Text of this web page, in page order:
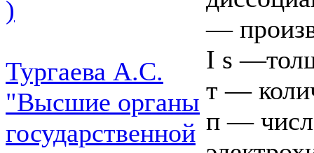
)
Тургаева А.С.
"Высшие органы
государственной
—
I s
т —
п —